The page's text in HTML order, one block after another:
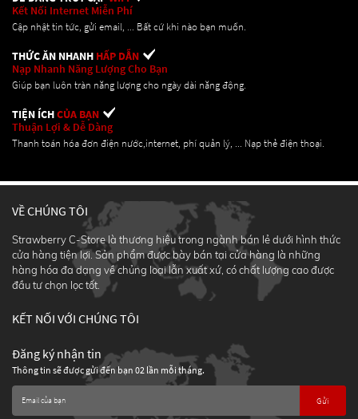
Kết Nối Internet Miễn Phí
Cập nhật tin tức, gửi email, ... Bất cứ khi nào bạn muốn.
THỨC ĂN NHANH HẤP DẪN
Nạp Nhanh Năng Lượng Cho Bạn
Giúp bạn luôn tràn năng lượng cho ngày dài năng động.
TIỆN ÍCHCỦA BẠN
Thuận Lợi & Dễ Dàng
Thanh toán hóa đơn điện nước,internet, phí quản lý, ... Nạp thẻ điện thoại.
VỀ CHÚNG TÔI
Strawberry C-Store là thương hiệu trong ngành bán lẻ dưới hình thức
cửa hàng tiện lợi. Sản phẩm được bày bán tại cửa hàng là những
hàng hóa đa dạng về chủng loại lẫn xuất xứ, có chất lượng cao được
đầu tư chọn lọc tốt.
KẾT NỐI VỚI CHÚNG TÔI
Đăng ký nhận tin
Thông tin sẽ được gửi đến bạn 02 lần mỗi tháng.
Gửi